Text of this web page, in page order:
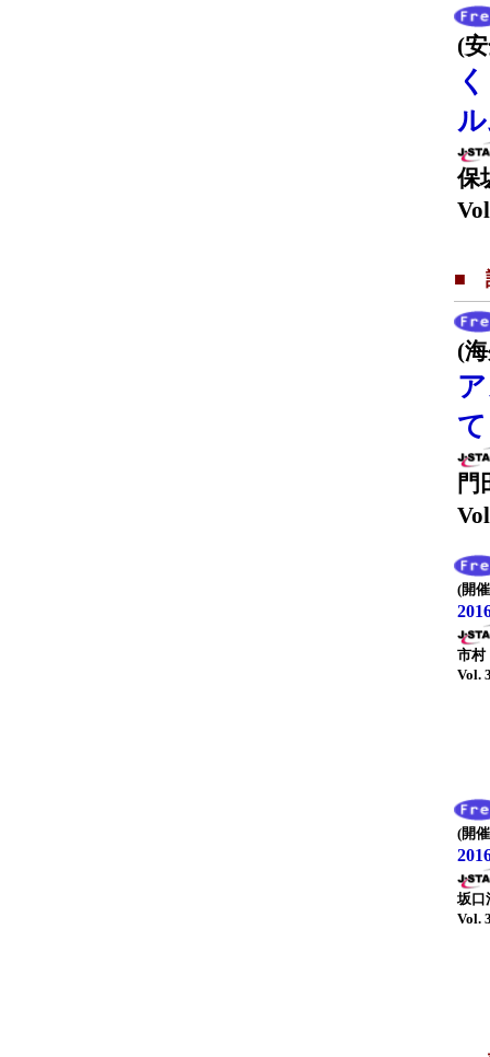
(
保
■
(
て
(開
市
Vol.
(開
坂口
Vol.